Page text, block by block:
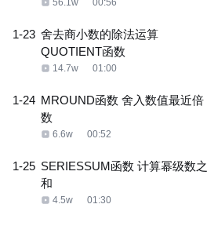
56.1w 00:56
1-23 舍去商小数的除法运算
QUOTIENT函数
14.7w 01:00
1-24 MROUND函数 舍入数值最近倍
数
6.6w 00:52
1-25 SERIESSUM函数 计算幂级数之
和
4.5w 01:30